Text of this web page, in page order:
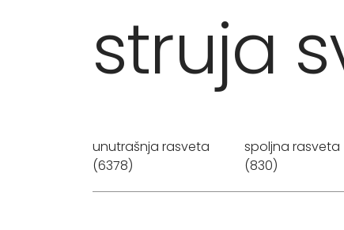
struja
unutrašnja rasveta
(6378)
spoljna rasveta
(830)